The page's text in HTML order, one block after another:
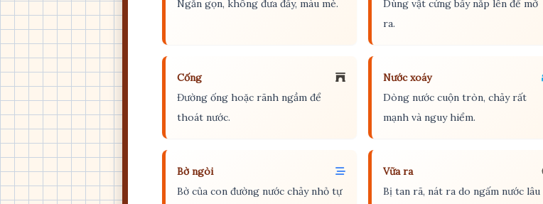
Ngắn gọn, không đưa đẩy, màu mè.
Dùng vật cứng bẩy nắp lên để mở
ra.
Cống
Đường ống hoặc rãnh ngầm để
thoát nước.
Nước xoáy
Dòng nước cuộn tròn, chảy rất
mạnh và nguy hiểm.
Bờ ngòi
Bờ của con đường nước chảy nhỏ tự
Vữa ra
Bị tan rã, nát ra do ngấm nước lâu